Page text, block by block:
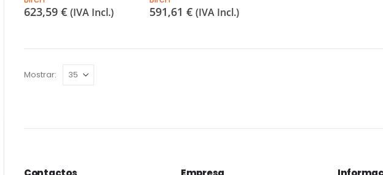
623,59 € (IVA Incl.) 591,61 € (IVA Incl.)
Mostrar: